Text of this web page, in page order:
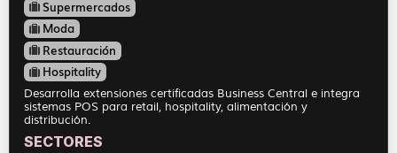
Supermercados
Moda
Restauración
Hospitality
Desarrolla extensiones certificadas Business Central e integra
sistemas POS para retail, hospitality, alimentación y
distribución.
SECTORES